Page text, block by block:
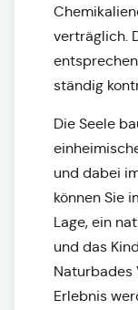
verträglich.
ständig
Die Seele
und dabei
können Sie
Lage, ein
und das
Naturbades
Erlebnis